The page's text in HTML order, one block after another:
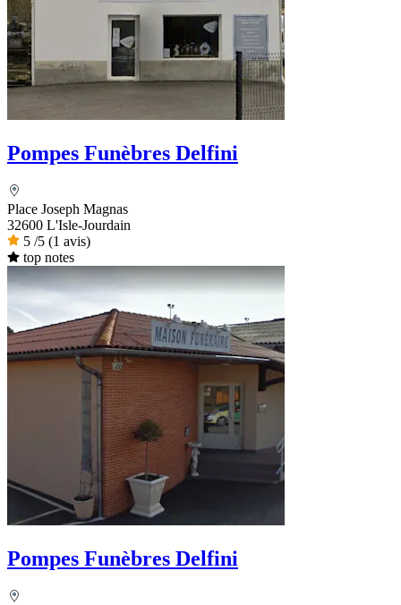
Pompes Funèbres Delfini
Place Joseph Magnas
32600 L'Isle-Jourdain
5 /5 (1 avis)
top notes
Pompes Funèbres Delfini